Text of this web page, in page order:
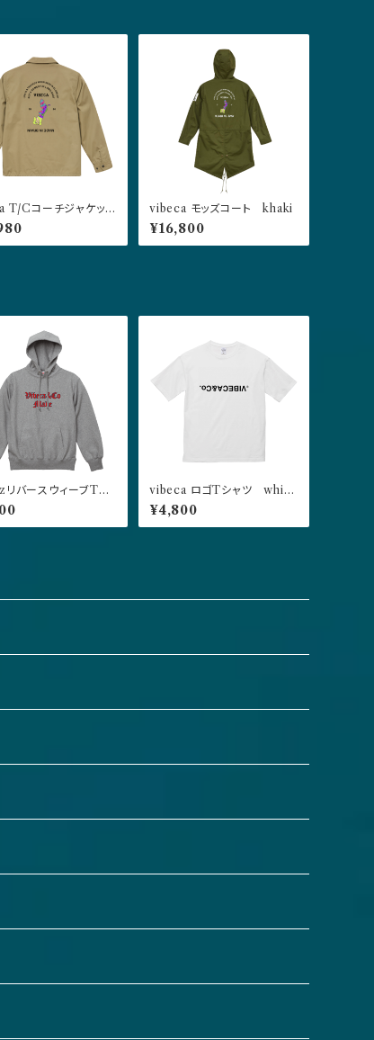
T/Cコーチジャケット
vibeca モッズコート khaki
¥16,800
バースウィーブTYP
ーバーパーカー グ
vibeca ロゴTシャツ white
【ジャパンフィット】
¥4,800